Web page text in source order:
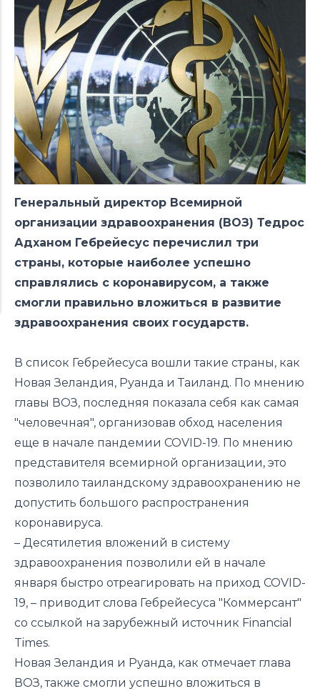
Генеральный директор Всемирной
организации здравоохранения (ВОЗ) Тедрос
Адханом Гебрейесус перечислил три
страны, которые наиболее успешно
справлялись с коронавирусом, а также
смогли правильно вложиться в развитие
здравоохранения своих государств.
В список Гебрейесуса вошли такие страны, как
Новая Зеландия, Руанда и Таиланд. По мнению
главы ВОЗ, последняя показала себя как самая
"человечная", организовав обход населения
еще в начале пандемии COVID-19. По мнению
представителя всемирной организации, это
позволило таиландскому здравоохранению не
допустить большого распространения
коронавируса.
– Десятилетия вложений в систему
здравоохранения позволили ей в начале
января быстро отреагировать на приход COVID-
19, – приводитслова Гебрейесуса "Коммерсант"
со ссылкой на зарубежный источник Financial
Times.
Новая Зеландия и Руанда, как отмечает глава
ВОЗ, также смогли успешно вложиться в